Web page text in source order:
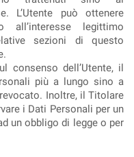
L’Utente può ottenere
legittimo
sezioni di questo
consenso dell’Utente, il
più a lungo sino a
Inoltre, il Titolare
i Dati Personali per un
un obbligo di legge o per